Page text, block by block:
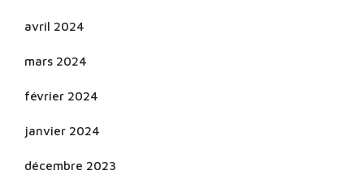
avril 2024
mars 2024
février 2024
janvier 2024
décembre 2023